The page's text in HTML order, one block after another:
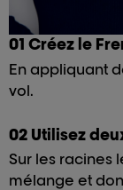
01 Créez le
En appliquant
vol.
02 Utilisez
Sur les racines
mélange et